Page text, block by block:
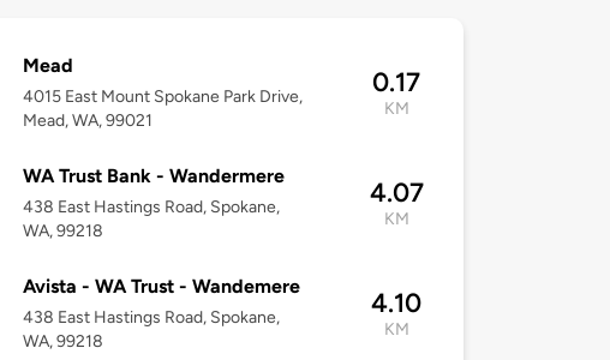
Mead
4015 East Mount Spokane Park Drive,
Mead, WA, 99021
0.17
KM
WA Trust Bank - Wandermere
438 East Hastings Road, Spokane,
WA, 99218
4.07
KM
Avista - WA Trust - Wandemere
438 East Hastings Road, Spokane,
WA, 99218
4.10
KM